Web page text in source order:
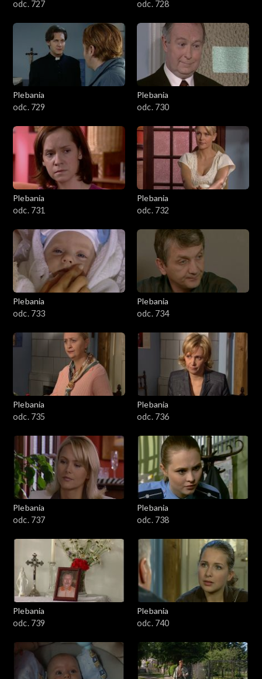
odc. 727 odc. 728
Plebania
odc. 729
Plebania
odc. 730
Plebania
odc. 731
Plebania
odc. 732
Plebania
odc. 733
Plebania
odc. 734
Plebania
odc. 735
Plebania
odc. 736
Plebania
odc. 737
Plebania
odc. 738
Plebania
odc. 739
Plebania
odc. 740